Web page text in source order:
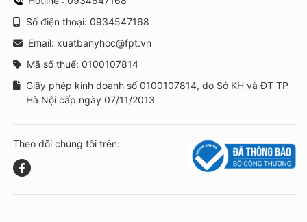
Số điện thoại: 0934547168
Email: xuatbanyhoc@fpt.vn
Mã số thuế: 0100107814
Giấy phép kinh doanh số 0100107814, do Sở KH và ĐT TP
Hà Nội cấp ngày 07/11/2013
Theo dõi chúng tôi trên: